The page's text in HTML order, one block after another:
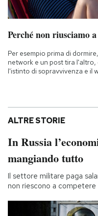
Perché non riusciamo
Per esempio prima di
network e un post tira
l'istinto di sopravvivenza e il
ALTRE STORIE
In Russia
mangiando tutto
Il settore militare paga
non riescono a competere